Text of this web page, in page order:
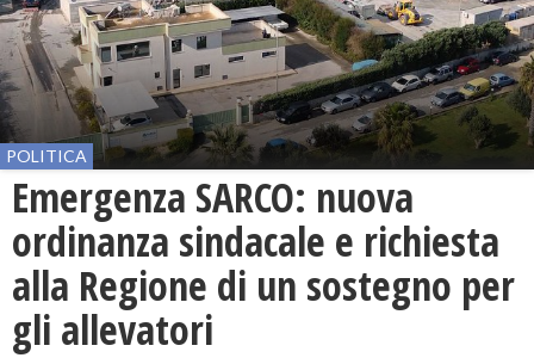
POLITICA
Emergenza SARCO: nuova
ordinanza sindacale e richiesta
alla Regione di un sostegno per
gli allevatori